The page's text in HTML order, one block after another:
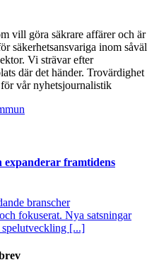
vill göra säkrare affärer och är
säkerhetsansvariga inom såväl
Vi strävar efter
där det händer. Trovärdighet
vår nyhetsjournalistik
expanderar framtidens
branscher
fokuserat. Nya satsningar
[...]